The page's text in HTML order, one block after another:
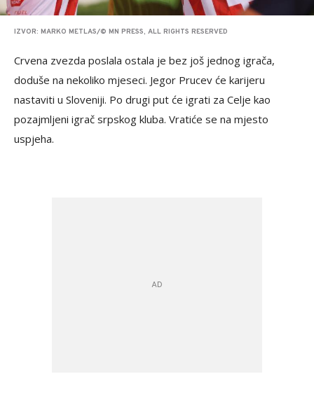
IZVOR: MARKO METLAS/© MN PRESS, ALL RIGHTS RESERVED
Crvena zvezda poslala ostala je bez još jednog igrača,
doduše na nekoliko mjeseci. Jegor Prucev će karijeru
nastaviti u Sloveniji. Po drugi put će igrati za Celje kao
pozajmljeni igrač srpskog kluba. Vratiće se na mjesto
uspjeha.